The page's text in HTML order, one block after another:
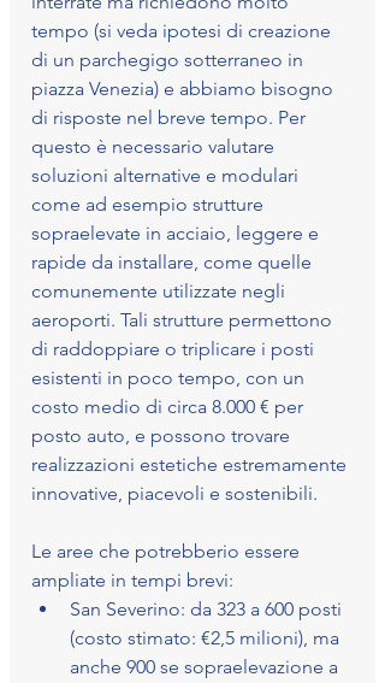
tempo (si veda ipotesi di creazione
di un parchegigo sotterraneo in
piazza Venezia) e abbiamo bisogno
di risposte nel breve tempo. Per
questo è necessario valutare
soluzioni alternative e modulari
come ad esempio strutture
sopraelevate in acciaio, leggere e
rapide da installare, come quelle
comunemente utilizzate negli
aeroporti. Tali strutture permettono
di raddoppiare o triplicare i posti
esistenti in poco tempo, con un
costo medio di circa 8.000 € per
posto auto, e possono trovare
realizzazioni estetiche estremamente
innovative, piacevoli e sostenibili.
Le aree che potrebberio essere
ampliate in tempi brevi:
San Severino: da 323 a 600 posti
(costo stimato: €2,5 milioni), ma
anche 900 se sopraelevazione a